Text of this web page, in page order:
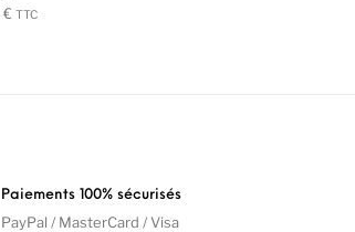
€ TTC
Paiements 100% sécurisés
PayPal / MasterCard / Visa